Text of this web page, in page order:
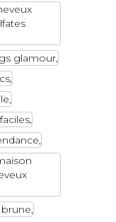
glamour